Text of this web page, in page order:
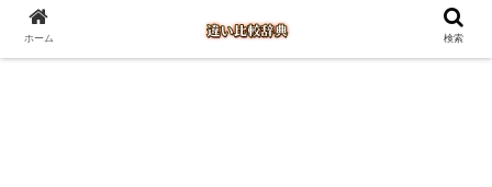
ホーム 検索